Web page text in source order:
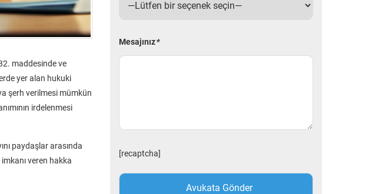
maddesinde ve
yer alan hukuki
şerh verilmesi mümkün
irdelenmesi
paydaşlar arasında
veren hakka
Mesajınız*
[recaptcha]